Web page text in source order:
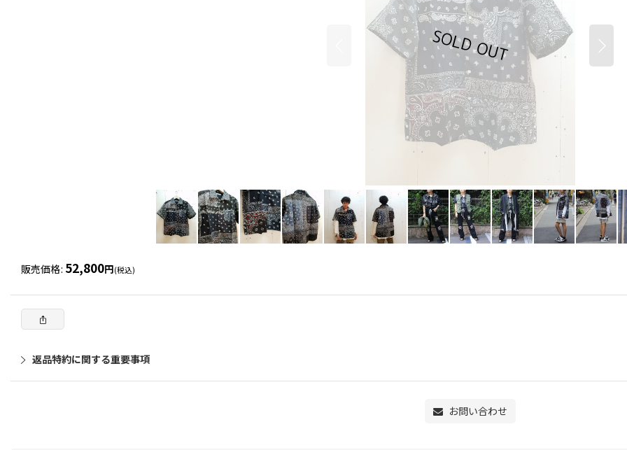
販売価格: 52,800円(税込)
返品特約に関する重要事項
お問い合わせ